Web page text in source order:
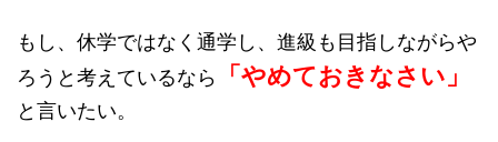
もし、休学ではなく通学し、進級も目指しながらや
ろうと考えているなら
「やめておきなさい」
と言いたい。